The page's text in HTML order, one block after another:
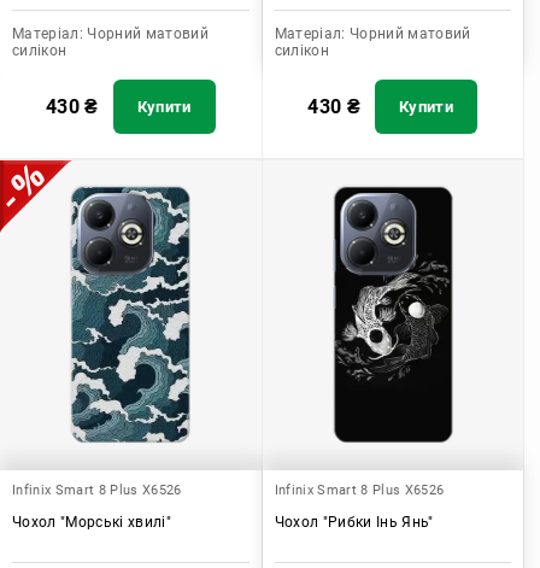
Матеріал: Чорний матовий
силікон
430₴ Купити
Матеріал: Чорний матовий
силікон
430 ₴ Купити
Infinix Smart 8 Plus X6526
Чохол "Морські хвилі"
Infinix Smart 8 Plus X6526
Чохол "Рибки Інь Янь"